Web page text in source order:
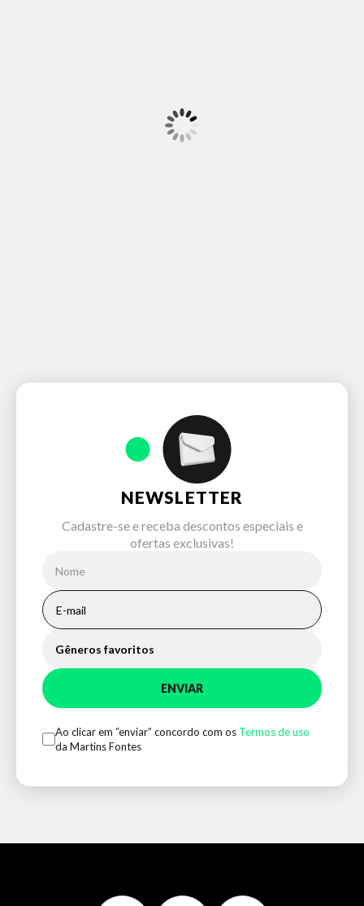
NEWSLETTER
Cadastre-se e receba descontos especiais e
ofertas exclusivas!
Gêneros favoritos
ENVIAR
Ao clicar em “enviar” concordo com os Termos de uso
da Martins Fontes